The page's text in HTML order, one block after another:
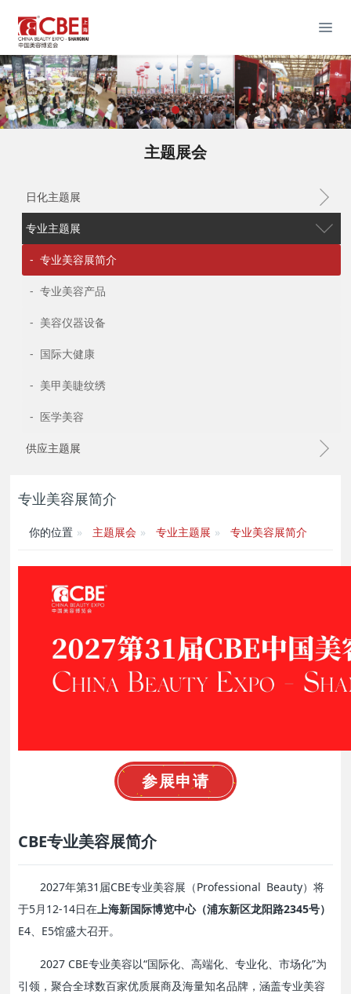
主题展会
日化主题展
专业主题展
- 专业美容展简介
- 专业美容产品
- 美容仪器设备
- 国际大健康
- 美甲美睫纹绣
- 医学美容
供应主题展
专业美容展简介
你的位置 主题展会 专业主题展 专业美容展简介
参展申请
CBE专业美容展简介
2027年第31届CBE专业美容展（Professional Beauty）将
于5月12-14日在 上海新国际博览中心（浦东新区龙阳路2345号）
E4、E5馆盛大召开。
2027 CBE专业美容以“国际化、高端化、专业化、市场化”为
引领，聚合全球数百家优质展商及海量知名品牌 ，涵盖专业美容